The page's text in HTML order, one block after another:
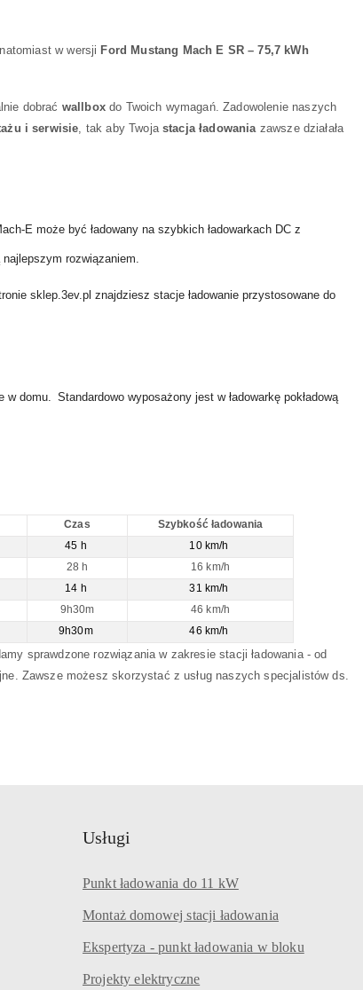
natomiast w wersji Ford Mustang Mach E SR – 75,7 kWh
dobrać wallboxdo Twoich wymagań. Zadowolenie naszych
i serwisie, tak aby Twojastacja ładowaniazawsze działała
E może być ładowany na szybkich ładowarkach DC z
rozwiązaniem.
sklep.3ev.pl znajdziesz stacje ładowanie przystosowane do
w domu. Standardowo wyposażony jest w ładowarkę pokładową
Czas
Szybkość ładowania
45 h
10 km/h
28 h
16 km/h
14 h
31 km/h
9h30m
46 km/h
9h30m 46 km/h
sprawdzone rozwiązania w zakresie stacji ładowania - od
Zawsze możesz skorzystać z usług naszych specjalistów ds.
Usługi
Punkt ładowania do 11 kW
Montaż domowej stacji ładowania
Ekspertyza - punkt ładowania w bloku
Projekty elektryczne